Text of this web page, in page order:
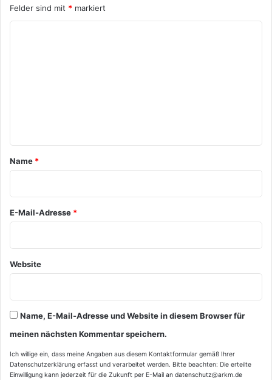
Felder sind mit * markiert
a
*
Name *
E-Mail-Adresse *
Website
Name, E-Mail-Adresse und Website in diesem Browser für
meinen nächsten Kommentar speichern.
Ich willige ein, dass meine Angaben aus diesem Kontaktformular gemäß Ihrer
Datenschutzerklärung erfasst und verarbeitet werden. Bitte beachten: Die erteilte
Einwilligung kann jederzeit für die Zukunft per E-Mail an datenschutz@arkm.de